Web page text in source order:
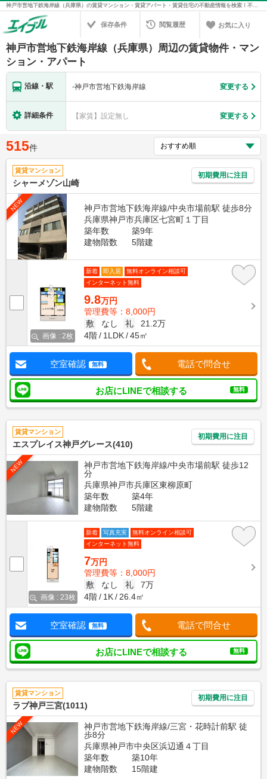
神戸市営地下鉄海岸線（兵庫県）の賃貸マンション・賃貸アパート・賃貸住宅の不動産情報を検索！不動産賃貸の物件探しは、お部屋探しのエイブル
保存条件 閲覧履歴 お気に入り
神戸市営地下鉄海岸線（兵庫県）周辺の賃貸物件・マン
ション・アパート
沿線・駅 -神戸市営地下鉄海岸線 変更する
詳細条件 【家賃】設定無し 変更する
515件
賃貸マンション
シャーメゾン山崎
初期費用に注目
NEW
神戸市営地下鉄海岸線/中央市場前駅 徒歩8分
兵庫県神戸市兵庫区七宮町１丁目
築年数
築9年
建物階数
5階建
画像 : 2枚
新着 即入居
無料オンライン相談可
インターネット無料
9.8万円
管理費等：8,000円
敷
なし 礼
21.2万
4階
1LDK 45㎡
空室確認 無料 電話で問合せ
お店にLINEで相談する 無料
賃貸マンション
エスプレイス神戸グレース(410)
初期費用に注目
NEW
神戸市営地下鉄海岸線/中央市場前駅 徒歩12
分
兵庫県神戸市兵庫区東柳原町
築年数
築4年
建物階数
5階建
画像 : 23枚
新着 写真充実
無料オンライン相談可
インターネット無料
7万円
管理費等：8,000円
敷
なし 礼
7万
4階
1K 26.4㎡
空室確認 無料 電話で問合せ
お店にLINEで相談する 無料
賃貸マンション
ラブ神戸三宮(1011)
初期費用に注目
NEW
神戸市営地下鉄海岸線/三宮・花時計前駅 徒
歩8分
兵庫県神戸市中央区浜辺通４丁目
築年数
築10年
建物階数
15階建